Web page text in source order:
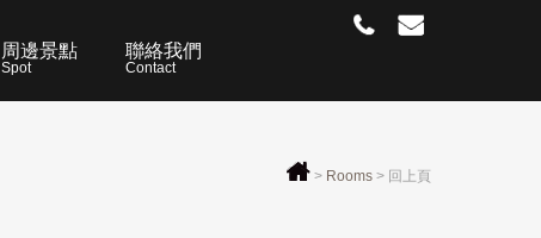
周邊景點
Spot
聯絡我們
Contact
> Rooms > 回上頁